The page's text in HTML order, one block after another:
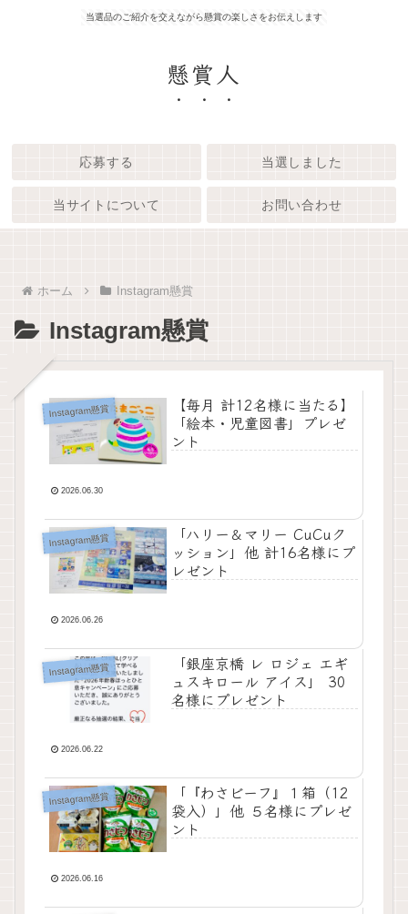
当選品のご紹介を交えながら懸賞の楽しさをお伝えします
懸賞人
応募する 当選しました
当サイトについて お問い合わせ
ホーム Instagram懸賞
Instagram懸賞
Instagram懸賞
【毎月 計12名様に当たる】
「絵本・児童図書」プレゼ
ント
2026.06.30
Instagram懸賞
「ハリー＆マリー CuCuク
ッション」他 計16名様にプ
レゼント
2026.06.26
Instagram懸賞
「銀座京橋 レ ロジェ エギ
ュスキロール アイス」 30
名様にプレゼント
2026.06.22
Instagram懸賞
「『わさビーフ』１箱（12
袋入）」他 ５名様にプレゼ
ント
2026.06.16